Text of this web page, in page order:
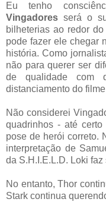
Eu tenho
Vingadores será o
bilheterias ao redor
pode fazer ele chegar
história. Como
não para querer ser
de qualidade com
distanciamento do
Não considerei
quadrinhos - até
pose de herói correto.
interpretação de
da S.H.I.E.L.D. Loki
No entanto, Thor
Stark continua